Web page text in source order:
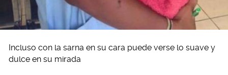
Incluso con la sarna en su cara puede verse lo suave y
dulce en su mirada